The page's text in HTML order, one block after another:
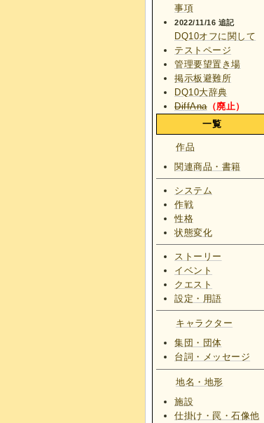
事項
2022/11/16 追記
DQ10オフに関して
テストページ
管理要望置き場
掲示板避難所
DQ10大辞典
DiffAna（廃止）
一覧
作品
関連商品・書籍
システム
作戦
性格
状態変化
ストーリー
イベント
クエスト
設定・用語
キャラクター
集団・団体
台詞・メッセージ
地名・地形
施設
仕掛け・罠・石像他